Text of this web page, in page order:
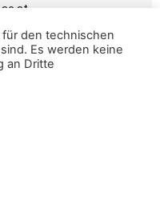
11
den technischen
Es werden keine
an Dritte